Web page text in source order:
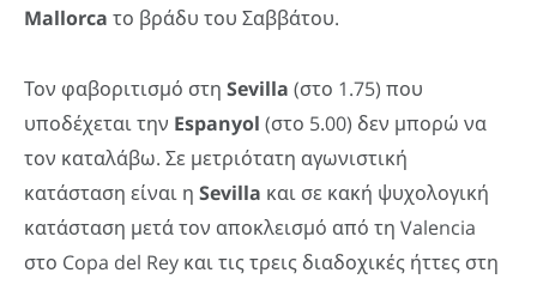
Mallorca το βράδυ του Σαββάτου.
Τον φαβοριτισμό στη Sevilla (στο 1.75) που
υποδέχεται την Espanyol (στο 5.00) δεν μπορώ να
τον καταλάβω. Σε μετριότατη αγωνιστική
κατάσταση είναι η Sevilla και σε κακή ψυχολογική
κατάσταση μετά τον αποκλεισμό από τη Valencia
στο Copa del Rey και τις τρεις διαδοχικές ήττες στη